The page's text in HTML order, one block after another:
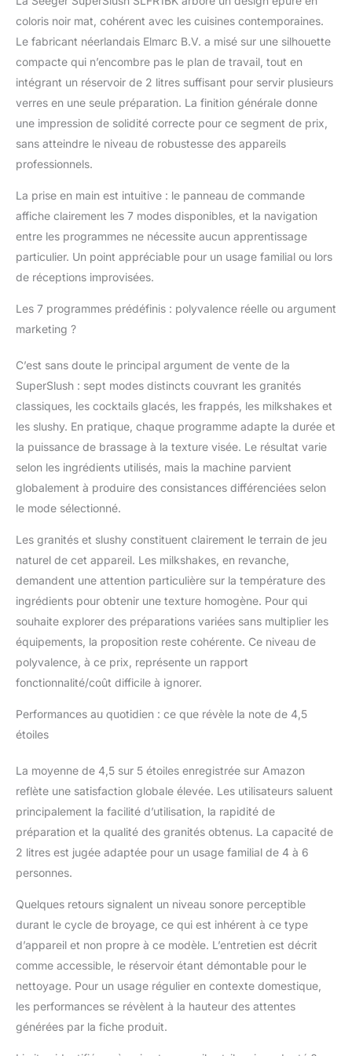
automatiques – Des
frappés crémeux aux
slushies alcoolisées en
passant par les jus
IceBlend
préprogrammés et une
option Custom, créez
la boisson idéale selon
créativité et
transformez chaque
moment en fête
rafraîchissante.
Conservation jusqu’à 4
intelligente, vos
longues soirées d’été,
les barbecues, pique-
niques ou marathons
cinéma – inutile de
refroidir à nouveau.
Chaque gorgée reste
délicieusement
rafraîchissante.
numérique, clair et
simple et moderne.
Même les enfants ou
invités peuvent s’en
servir immédiatement.
Chaque fonction est
lisible – un design
élégant et pratique à la
automatique
AutoClean nettoie la
automatiquement.
Ajoutez un peu d’eau,
appuyez sur Start et la
Seeger SuperSlush se
prête pour la prochaine
tournée de boissons
glacées.
coloris noir mat, cohérent avec les cuisines contemporaines.
Le fabricant néerlandais Elmarc B.V. a misé sur une silhouette
compacte qui n’encombre pas le plan de travail, tout en
intégrant un réservoir de 2 litres suffisant pour servir plusieurs
verres en une seule préparation. La finition générale donne
une impression de solidité correcte pour ce segment de prix,
sans atteindre le niveau de robustesse des appareils
professionnels.
La prise en main est intuitive : le panneau de commande
affiche clairement les 7 modes disponibles, et la navigation
entre les programmes ne nécessite aucun apprentissage
particulier. Un point appréciable pour un usage familial ou lors
de réceptions improvisées.
Les 7 programmes prédéfinis : polyvalence réelle ou argument
marketing ?
C’est sans doute le principal argument de vente de la
SuperSlush : sept modes distincts couvrant les granités
classiques, les cocktails glacés, les frappés, les milkshakes et
les slushy. En pratique, chaque programme adapte la durée et
la puissance de brassage à la texture visée. Le résultat varie
selon les ingrédients utilisés, mais la machine parvient
globalement à produire des consistances différenciées selon
le mode sélectionné.
Les granités et slushy constituent clairement le terrain de jeu
naturel de cet appareil. Les milkshakes, en revanche,
demandent une attention particulière sur la température des
ingrédients pour obtenir une texture homogène. Pour qui
souhaite explorer des préparations variées sans multiplier les
équipements, la proposition reste cohérente. Ce niveau de
polyvalence, à ce prix, représente un rapport
fonctionnalité/coût difficile à ignorer.
Performances au quotidien : ce que révèle la note de 4,5
étoiles
La moyenne de 4,5 sur 5 étoiles enregistrée sur Amazon
reflète une satisfaction globale élevée. Les utilisateurs saluent
principalement la facilité d’utilisation, la rapidité de
préparation et la qualité des granités obtenus. La capacité de
2 litres est jugée adaptée pour un usage familial de 4 à 6
personnes.
Quelques retours signalent un niveau sonore perceptible
durant le cycle de broyage, ce qui est inhérent à ce type
d’appareil et non propre à ce modèle. L’entretien est décrit
comme accessible, le réservoir étant démontable pour le
nettoyage. Pour un usage régulier en contexte domestique,
les performances se révèlent à la hauteur des attentes
générées par la fiche produit.